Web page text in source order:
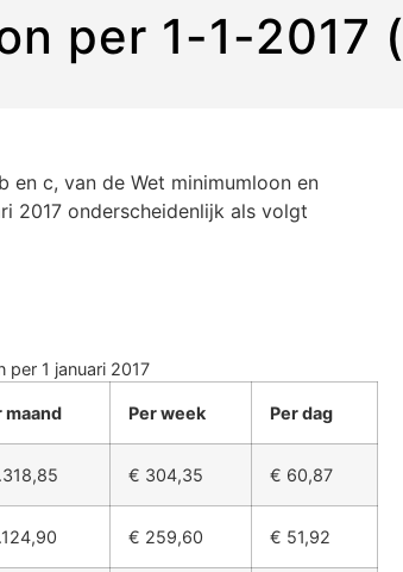
per 1-1-2017
en c, van de Wet minimumloon en
2017 onderscheidenlijk als volgt
per 1 januari 2017
maand Per week Per dag
€ 304,35 € 60,87
€ 259,60 € 51,92